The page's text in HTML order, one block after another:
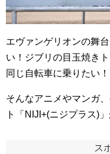
エヴァンゲリオンの舞
い！ジブリの目玉焼き
同じ自転車に乗りたい！
そんなアニメやマンガ
ト「NIJI+(ニジプラス)
ス